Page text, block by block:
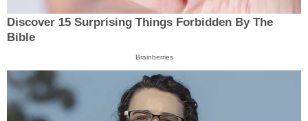
Discover 15 Surprising Things Forbidden By The
Bible
Brainberries